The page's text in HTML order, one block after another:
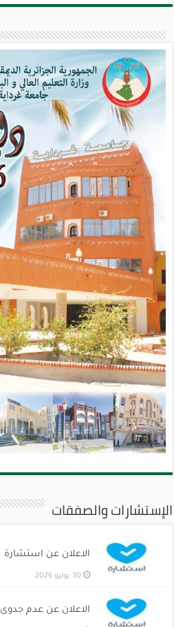
الإستشارات والصفقات
الاعلان عن استشارة
30 يوليو 2026
الاعلان عن عدم جدوى